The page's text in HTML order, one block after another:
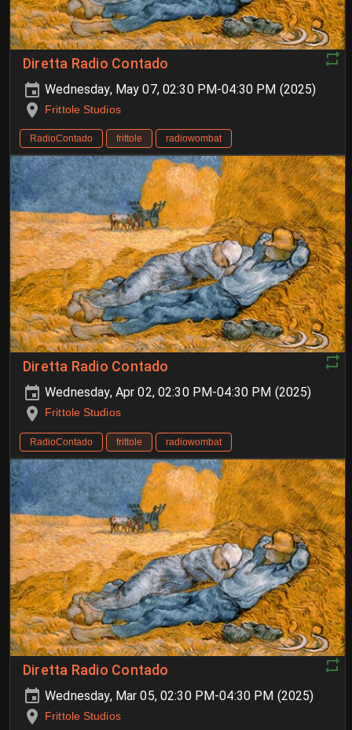
Diretta Radio Contado
Wednesday, May 07, 02:30 PM-04:30 PM (2025)
Frittole Studios
RadioContado frittole radiowombat
Diretta Radio Contado
Wednesday, Apr 02, 02:30 PM-04:30 PM (2025)
Frittole Studios
RadioContado frittole radiowombat
Diretta Radio Contado
Wednesday, Mar 05, 02:30 PM-04:30 PM (2025)
Frittole Studios